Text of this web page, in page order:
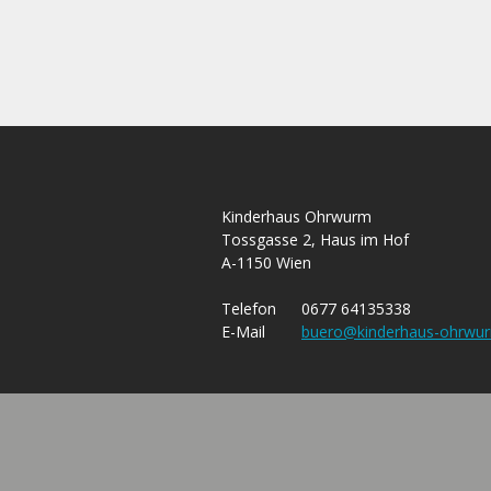
Kinderhaus Ohrwurm
Tossgasse 2, Haus im Hof
A-1150 Wien
Telefon
0677 64135338
E-Mail
buero@kinderhaus-